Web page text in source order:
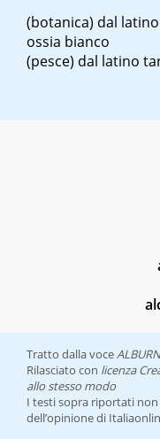
(botanica) dal latino
ossia bianco
(pesce) dal latino
Tratto dalla voce
Rilasciato con licenza
allo stesso modo
I testi sopra riportati
dell’opinione di